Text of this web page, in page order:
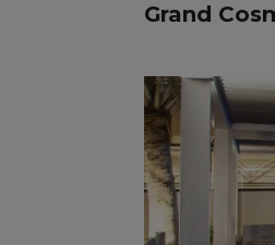
Grand